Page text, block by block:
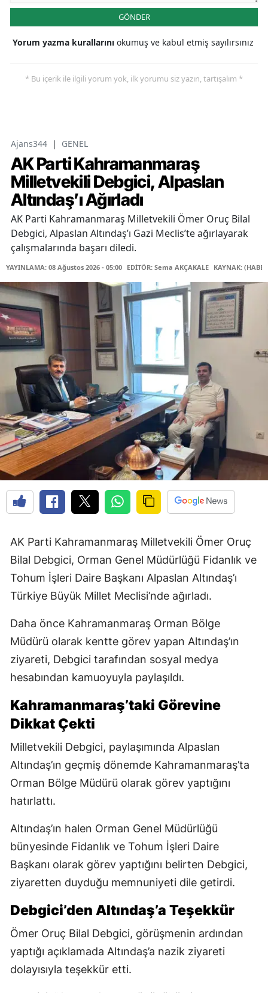
GÖNDER
Yorum yazma kurallarını okumuş ve kabul etmiş sayılırsınız
* Bu içerik ile ilgili yorum yok, ilk yorumu siz yazın, tartışalım *
Ajans344 | GENEL
AK Parti Kahramanmaraş
Milletvekili Debgici, Alpaslan
Altındaş’ı Ağırladı
AK Parti Kahramanmaraş Milletvekili Ömer Oruç Bilal
Debgici, Alpaslan Altındaş’ı Gazi Meclis’te ağırlayarak
çalışmalarında başarı diledi.
YAYINLAMA: 08 Ağustos 2026 - 05:00 EDİTÖR: Sema AKÇAKALE KAYNAK:
AK Parti Kahramanmaraş Milletvekili Ömer Oruç
Bilal Debgici, Orman Genel Müdürlüğü Fidanlık ve
Tohum İşleri Daire Başkanı Alpaslan Altındaş’ı
Türkiye Büyük Millet Meclisi’nde ağırladı.
Daha önce Kahramanmaraş Orman Bölge
Müdürü olarak kentte görev yapan Altındaş’ın
ziyareti, Debgici tarafından sosyal medya
hesabından kamuoyuyla paylaşıldı.
Kahramanmaraş’taki Görevine
Dikkat Çekti
Milletvekili Debgici, paylaşımında Alpaslan
Altındaş’ın geçmiş dönemde Kahramanmaraş’ta
Orman Bölge Müdürü olarak görev yaptığını
hatırlattı.
Altındaş’ın halen Orman Genel Müdürlüğü
bünyesinde Fidanlık ve Tohum İşleri Daire
Başkanı olarak görev yaptığını belirten Debgici,
ziyaretten duyduğu memnuniyeti dile getirdi.
Debgici’den Altındaş’a Teşekkür
Ömer Oruç Bilal Debgici, görüşmenin ardından
yaptığı açıklamada Altındaş’a nazik ziyareti
dolayısıyla teşekkür etti.